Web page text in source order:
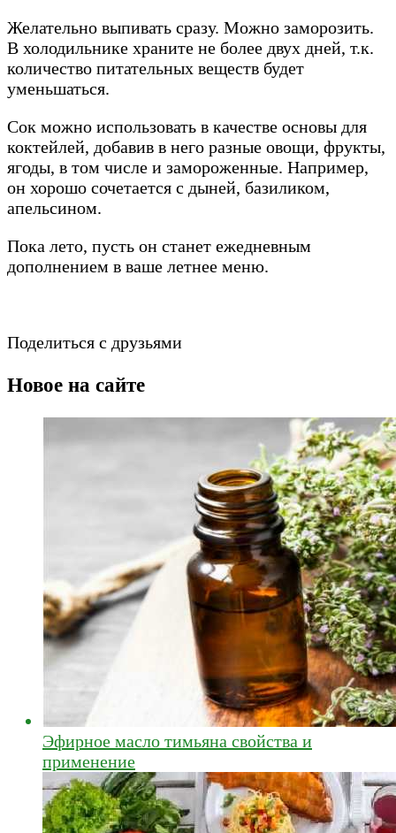
Желательно выпивать сразу. Можно заморозить.
В холодильнике храните не более двух дней, т.к.
количество питательных веществ будет
уменьшаться.
Сок можно использовать в качестве основы для
коктейлей, добавив в него разные овощи, фрукты,
ягоды, в том числе и замороженные. Например,
он хорошо сочетается с дыней, базиликом,
апельсином.
Пока лето, пусть он станет ежедневным
дополнением в ваше летнее меню.
Поделиться с друзьями
Новое на сайте
Эфирное масло тимьяна свойства и
применение